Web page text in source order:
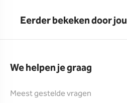
Eerder bekeken door jou
We helpen je graag
Meest gestelde vragen